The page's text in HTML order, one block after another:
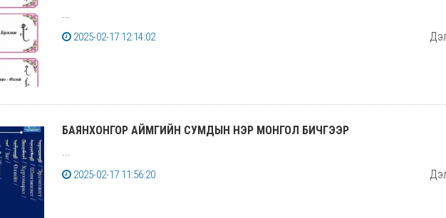
...
2025-02-17 12:14:02
БАЯНХОНГОР АЙМГИЙН СУМДЫН НЭР МОНГОЛ БИЧГЭЭР
...
2025-02-17 11:56:20